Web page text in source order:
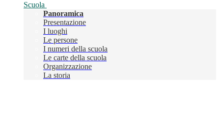
Scuola
Panoramica
Presentazione
I luoghi
Le persone
I numeri della scuola
Le carte della scuola
Organizzazione
La storia